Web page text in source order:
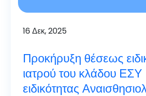
16 Δεκ, 2025
Προκήρυξη θέσεως
ιατρού του κλάδου ΕΣΥ
ειδικότητας